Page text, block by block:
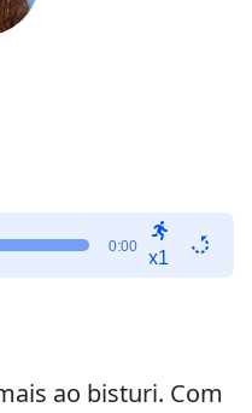
0:00
x1
ao bisturi. Com